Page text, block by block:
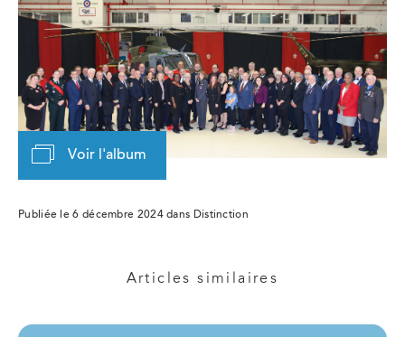
Voir l'album
Publiée le 6 décembre 2024 dans Distinction
Articles similaires